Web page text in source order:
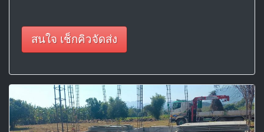
สนใจ เช็กคิวจัดส่ง